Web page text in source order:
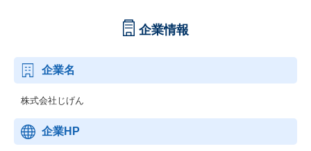
企業情報
企業名
株式会社じげん
企業HP